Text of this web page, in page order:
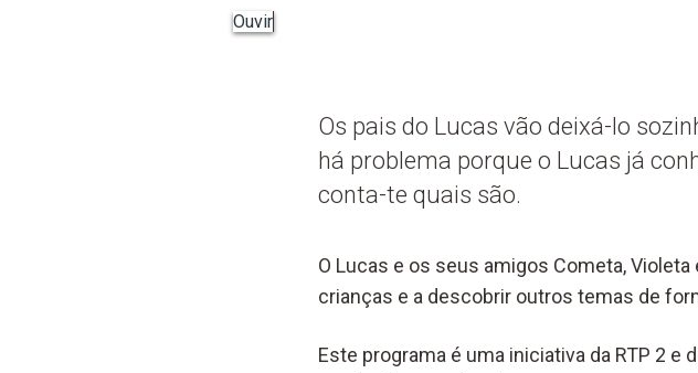
Ouvir
Os pais do Lucas vão deixá-lo
há problema porque o Lucas já
conta-te quais são.
O Lucas e os seus amigos Cometa,
crianças e a descobrir outros temas de
Este programa é uma iniciativa da RTP 2 e